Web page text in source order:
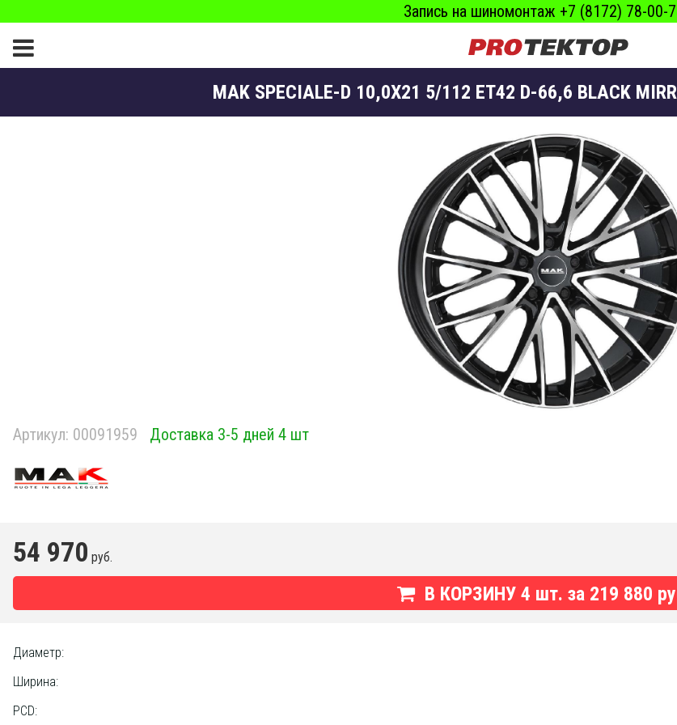
Запись на шиномонтаж +7 (8172) 78-00-
MAK SPECIALE-D 10,0X21 5/112 ET42 D-66,6 BLACK
Артикул: 00091959 Доставка 3-5 дней 4 шт
54 970 руб.
В КОРЗИНУ 4 шт. за 219 880
Диаметр:
Ширина:
PCD: